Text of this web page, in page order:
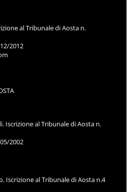
al Tribunale di Aosta n.
2012
Iscrizione al Tribunale di Aosta n.
2002
Iscrizione al Tribunale di Aosta n.4